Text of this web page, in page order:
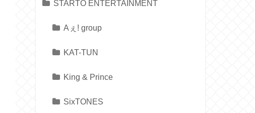
STARTO ENTERTAINMENT
Aぇ! group
KAT-TUN
King & Prince
SixTONES